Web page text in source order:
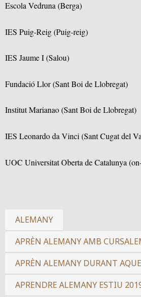
Escola Vedruna (Berga)
IES Puig-Reig (Puig-reig)
IES Jaume I (Salou)
Fundació Llor (Sant Boi de Llobregat)
Institut Marianao (Sant Boi de Llobregat)
IES Leonardo da Vinci (Sant Cugat del
UOC Universitat Oberta de Catalunya
ALEMANY
APRÈN ALEMANY AMB
APRÈN ALEMANY DURANT
APRENDRE ALEMANY ESTIU